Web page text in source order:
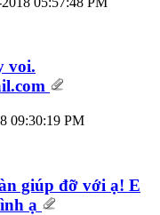
voi.
09:30:19 PM
giúp đỡ với ạ! E
ạ